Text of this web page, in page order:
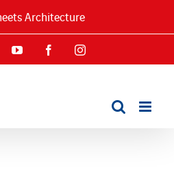
Architecture
YouTube FacebookInstagram